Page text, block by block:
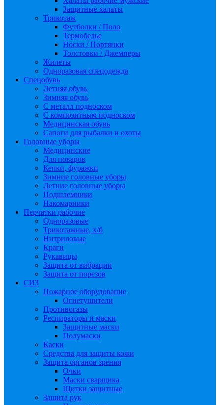
Защитные халаты
Трикотаж
Футболки / Поло
Термобелье
Носки / Портянки
Толстовки / Джемперы
Жилеты
Одноразовая спецодежда
Спецобувь
Летняя обувь
Зимняя обувь
С металл подноском
С композитным подноском
Медицинская обувь
Сапоги для рыбалки и охоты
Головные уборы
Медицинские
Для поваров
Кепки, фуражки
Зимние головные уборы
Летние головные уборы
Подшлемники
Накомарники
Перчатки рабочие
Одноразовые
Трикотажные, х/б
Нитриловые
Краги
Рукавицы
Защита от вибрации
Защита от порезов
СИЗ
Пожарное оборудование
Огнетушители
Противогазы
Респираторы и маски
Защитные маски
Полумаски
Каски
Средства для защиты кожи
Защита органов зрения
Очки
Маски сварщика
Щитки защитные
Защита рук